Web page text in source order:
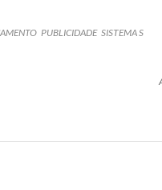
PUBLICIDADE SISTEMA S